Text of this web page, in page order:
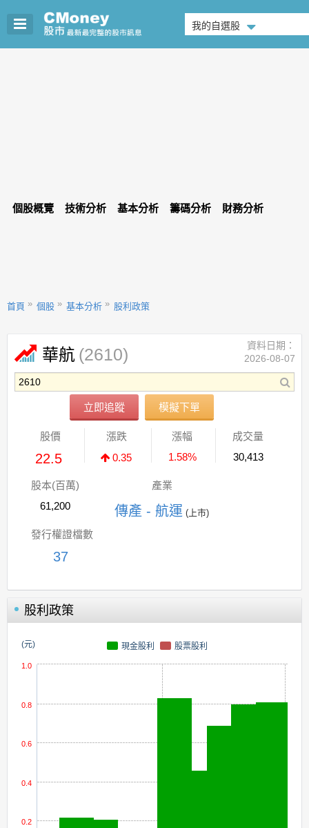
我的自選股
個股概覽 技術分析 基本分析 籌碼分析 財務分析
首頁 個股 基本分析 股利政策
華航 (2610)
立即追蹤 模擬下單
資料日期：
2026-08-07
股價
22.5
漲跌
0.35
漲幅
1.58%
成交量
30,413
股本(百萬)
61,200
產業
傳產 - 航運 (上市)
發行權證檔數
37
股利政策
(元) 現金股利 股票股利
0.2
0.4
0.6
0.8
1.0